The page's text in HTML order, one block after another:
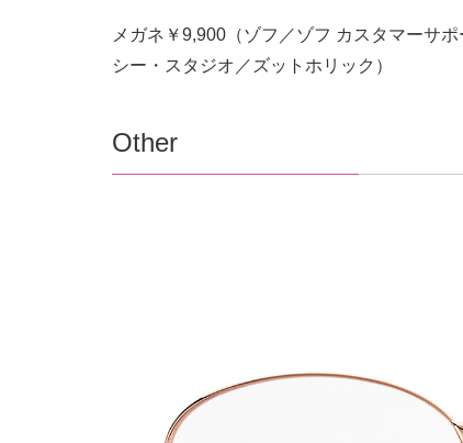
メガネ￥9,900（ゾフ／ゾフ カスタマーサ
シー・スタジオ／ズットホリック）
Other